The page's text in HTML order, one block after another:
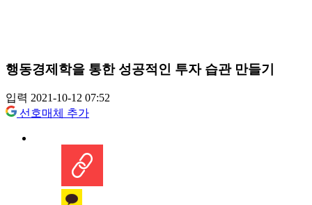
행동경제학을 통한 성공적인 투자 습관 만들기
입력 2021-10-12 07:52
선호매체 추가